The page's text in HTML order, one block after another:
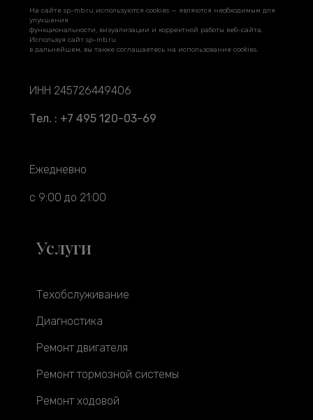
На сайте sp-mb.ru используются cookies — являются необходимым для
улучшения
функциональности, визуализации и корректной работы веб-сайта.
Используя сайт sp-mb.ru
в дальнейшем, вы также соглашаетесь на использование cookies.
ИНН 245726449406
Тел. : +7 495 120-03-69
Ежедневно
с 9:00 до 21:00
Услуги
Техобслуживание
Диагностика
Ремонт двигателя
Ремонт тормозной системы
Ремонт ходовой